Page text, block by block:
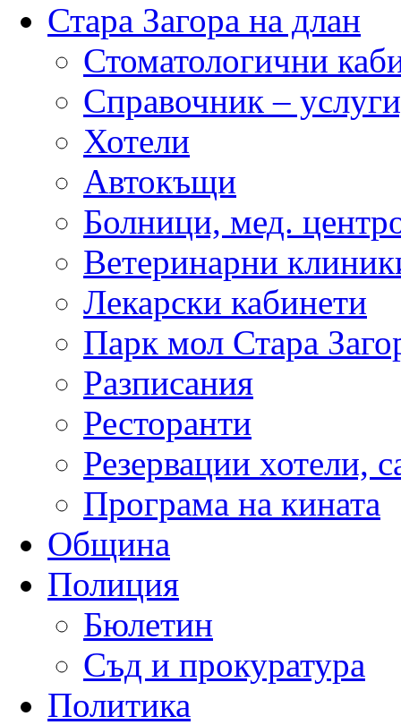
Стара Загора на длан
Стоматологични
Справочник –
Хотели
Автокъщи
Болници, мед.
Ветеринарни
Лекарски кабинети
Парк мол Стара
Разписания
Ресторанти
Резервации хотели,
Програма на кината
Община
Полиция
Бюлетин
Съд и прокуратура
Политика